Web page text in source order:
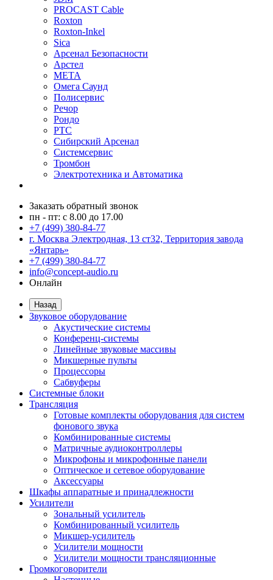
PROCAST Cable
Roxton
Roxton-Inkel
Sica
Арсенал Безопасности
Арстел
МЕТА
Омега Саунд
Полисервис
Речор
Рондо
РТС
Сибирский Арсенал
Системсервис
Тромбон
Электротехника и Автоматика
Заказать обратный звонок
пн - пт: с 8.00 до 17.00
+7 (499) 380-84-77
г. Москва Электродная, 13 ст32, Территория завода
«Янтарь»
+7 (499) 380-84-77
info@concept-audio.ru
Онлайн
Назад
Звуковое оборудование
Акустические системы
Конференц-системы
Линейные звуковые массивы
Микшерные пульты
Процессоры
Сабвуферы
Системные блоки
Трансляция
Готовые комплекты оборудования для систем
фонового звука
Комбинированные системы
Матричные аудиоконтроллеры
Микрофоны и микрофонные панели
Оптическое и сетевое оборудование
Аксессуары
Шкафы аппаратные и принадлежности
Усилители
Зональный усилитель
Комбинированный усилитель
Микшер-усилитель
Усилители мощности
Усилители мощности трансляционные
Громкоговорители